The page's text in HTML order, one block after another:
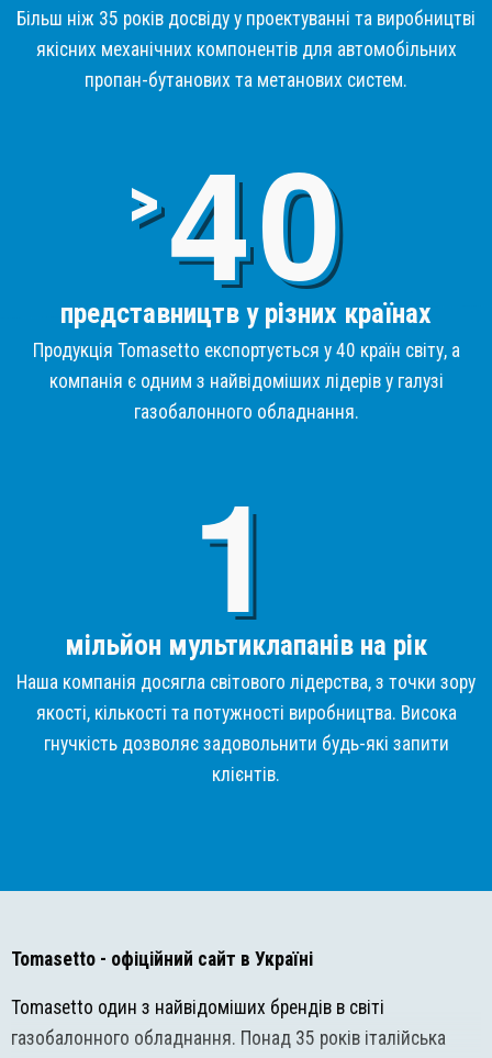
Більш ніж 35 років досвіду у проектуванні та виробництві
якісних механічних компонентів для автомобільних
пропан-бутанових та метанових систем.
>4
представництв у різних країнах
Продукція Tomasetto експортується у 40 країн світу, а
компанія є одним з найвідоміших лідерів у галузі
газобалонного обладнання.
мільйон мультиклапанів на рік
Наша компанія досягла світового лідерства, з точки зору
якості, кількості та потужності виробництва. Висока
гнучкість дозволяє задовольнити будь-які запити
клієнтів.
Tomasetto - офіційний сайт в Україні
Tomasetto один з найвідоміших брендів в світі
газобалонного обладнання. Понад 35 років італійська